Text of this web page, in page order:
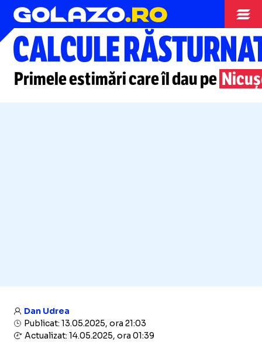
Diverse
CALCULE
Primele estimări care îl dau pe
Dan Udrea
Publicat: 13.05.2025, ora 21:03
Actualizat: 14.05.2025, ora 01:39